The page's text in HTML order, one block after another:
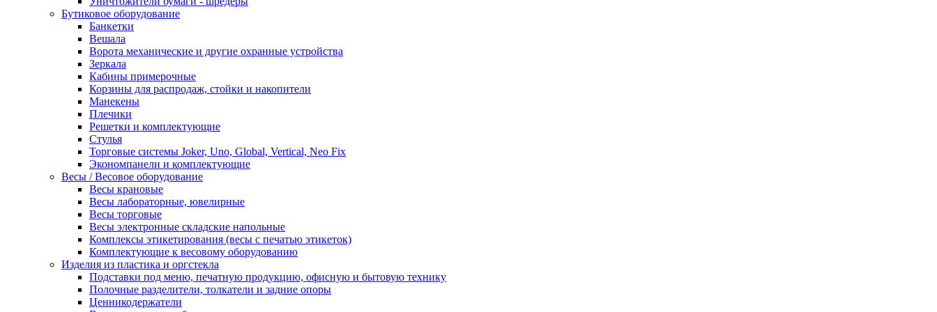
Бутиковое оборудование
Банкетки
Вешала
Ворота механические и другие охранные устройства
Зеркала
Кабины примерочные
Корзины для распродаж, стойки и накопители
Манекены
Плечики
Решетки и комплектующие
Стулья
Торговые системы Joker, Uno, Global, Vertical, Neo Fix
Экономпанели и комплектующие
Весы / Весовое оборудование
Весы крановые
Весы лабораторные, ювелирные
Весы торговые
Весы электронные складские напольные
Комплексы этикетирования (весы с печатью этикеток)
Комплектующие к весовому оборудованию
Изделия из пластика и оргстекла
Подставки под меню, печатную продукцию, офисную и бытовую технику
Полочные разделители, толкатели и задние опоры
Ценникодержатели